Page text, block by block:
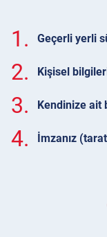
1. Geçerli yerli
2. Kişisel
3. Kendinize
4. İmzanız